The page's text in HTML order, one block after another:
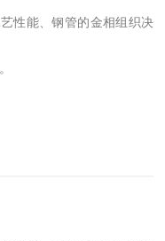
性能、钢管的金相组织决